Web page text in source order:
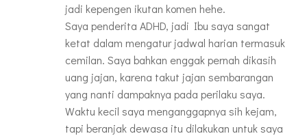
jadi kepengen ikutan komen hehe.
Saya penderita ADHD, jadi Ibu saya sangat
ketat dalam mengatur jadwal harian termasuk
cemilan. Saya bahkan enggak pernah dikasih
uang jajan, karena takut jajan sembarangan
yang nanti dampaknya pada perilaku saya.
Waktu kecil saya menganggapnya sih kejam,
tapi beranjak dewasa itu dilakukan untuk saya